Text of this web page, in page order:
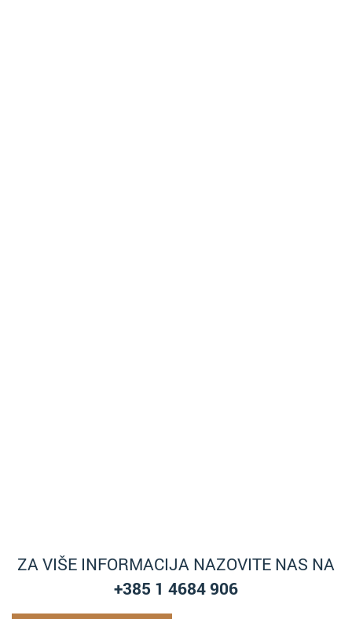
ZA VIŠE INFORMACIJA NAZOVITE NAS NA
+385 1 4684 906